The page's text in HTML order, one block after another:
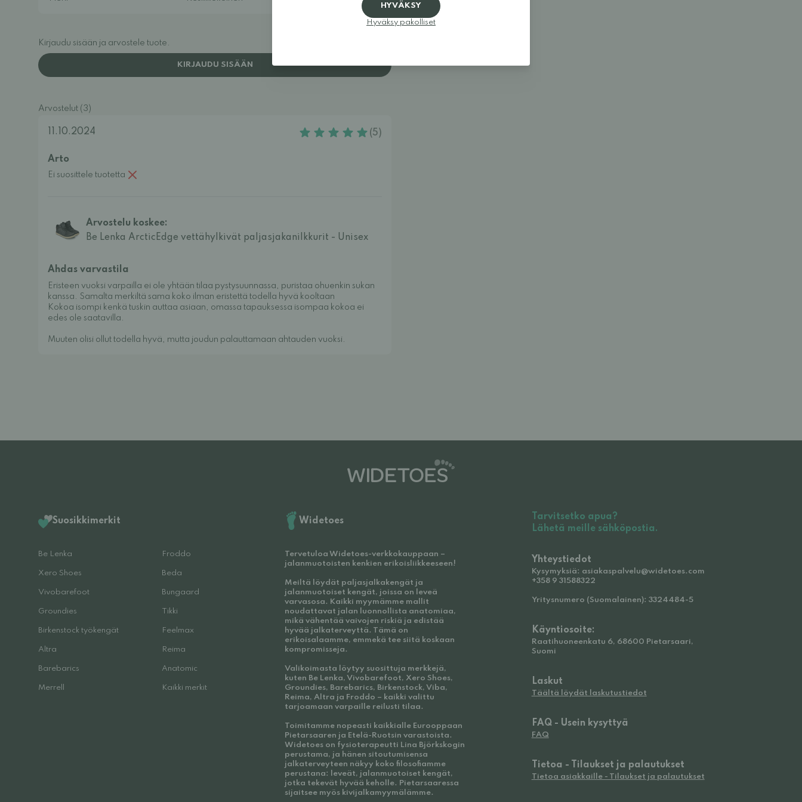
Kirjaudu sisään ja arvostele tuote.
KIRJAUDU SISÄÄN
Arvostelut (3)
11.10.2024 (5)
Arto
Ei suosittele tuotetta
Arvostelu koskee:
Be Lenka ArcticEdge vettähylkivät paljasjakanilkkurit - Unisex
Ahdas varvastila
Eristeen vuoksi varpailla ei ole yhtään tilaa pystysuunnassa, puristaa ohuenkin sukan
kanssa. Samalta merkiltä sama koko ilman eristettä todella hyvä kooltaan
Kokoa isompi kenkä tuskin auttaa asiaan, omassa tapauksessa isompaa kokoa ei
edes ole saatavilla.
Muuten olisi ollut todella hyvä, mutta joudun palauttamaan ahtauden vuoksi.
Suosikkimerkit
Be Lenka Froddo
Xero Shoes Beda
Vivobarefoot Bungaard
Groundies Tikki
Birkenstock työkengät Feelmax
Altra Reima
Barebarics Anatomic
Merrell Kaikki merkit
Widetoes
Tervetuloa Widetoes-verkkokauppaan –
jalanmuotoisten kenkien erikoisliikkeeseen!
Meiltä löydät paljasjalkakengät ja
jalanmuotoiset kengät, joissa on leveä
varvasosa. Kaikki myymämme mallit
noudattavat jalan luonnollista anatomiaa,
mikä vähentää vaivojen riskiä ja edistää
hyvää jalkaterveyttä. Tämä on
erikoisalaamme, emmekä tee siitä koskaan
kompromisseja.
Valikoimasta löytyy suosittuja merkkejä,
kuten Be Lenka, Vivobarefoot, Xero Shoes,
Groundies, Barebarics, Birkenstock, Viba,
Reima, Altra ja Froddo – kaikki valittu
tarjoamaan varpaille reilusti tilaa.
Toimitamme nopeasti kaikkialle Eurooppaan
Pietarsaaren ja Etelä-Ruotsin varastoista.
Widetoes on fysioterapeutti Lina Björkskogin
perustama, ja hänen sitoutumisensa
jalkaterveyteen näkyy koko filosofiamme
perustana: leveät, jalanmuotoiset kengät,
jotka tekevät hyvää keholle. Pietarsaaressa
sijaitsee myös kivijalkamyymälämme.
Tarvitsetko apua?
Lähetä meille sähköpostia.
Yhteystiedot
Kysymyksiä: asiakaspalvelu@widetoes.com
+358 9 31588322
Yritysnumero (Suomalainen): 3324484-5
Käyntiosoite:
Raatihuoneenkatu 6, 68600 Pietarsaari,
Suomi
Laskut
Täältä löydät laskutustiedot
FAQ - Usein kysyttyä
FAQ
Tietoa - Tilaukset ja palautukset
Tietoa asiakkaille - Tilaukset ja palautukset
HYVÄKSY
Hyväksy pakolliset